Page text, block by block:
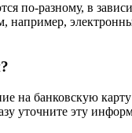
по-разному, в
например,
банковскую
уточните эту